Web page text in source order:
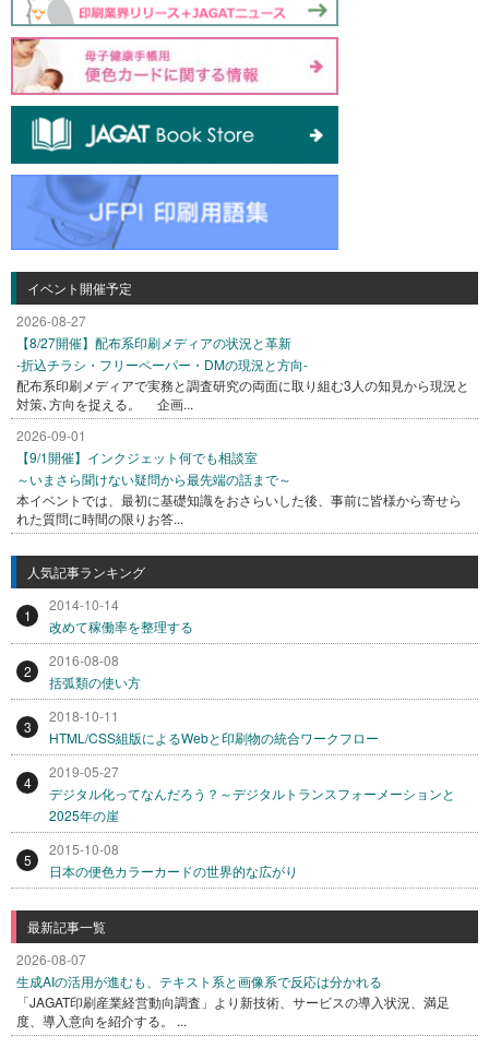
イベント開催予定
2026-08-27
【8/27開催】配布系印刷メディアの状況と革新
-折込チラシ・フリーペーパー・DMの現況と方向-
配布系印刷メディアで実務と調査研究の両面に取り組む3人の知見から現況と
対策､方向を捉える。 企画...
2026-09-01
【9/1開催】インクジェット何でも相談室
～いまさら聞けない疑問から最先端の話まで～
本イベントでは、最初に基礎知識をおさらいした後、事前に皆様から寄せら
れた質問に時間の限りお答...
人気記事ランキング
1
2014-10-14
改めて稼働率を整理する
2
2016-08-08
括弧類の使い方
3
2018-10-11
HTML/CSS組版によるWebと印刷物の統合ワークフロー
4
2019-05-27
デジタル化ってなんだろう？～デジタルトランスフォーメーションと
2025年の崖
5
2015-10-08
日本の便色カラーカードの世界的な広がり
最新記事一覧
2026-08-07
生成AIの活用が進むも、テキスト系と画像系で反応は分かれる
「JAGAT印刷産業経営動向調査」より新技術、サービスの導入状況、満足
度、導入意向を紹介する。 ...